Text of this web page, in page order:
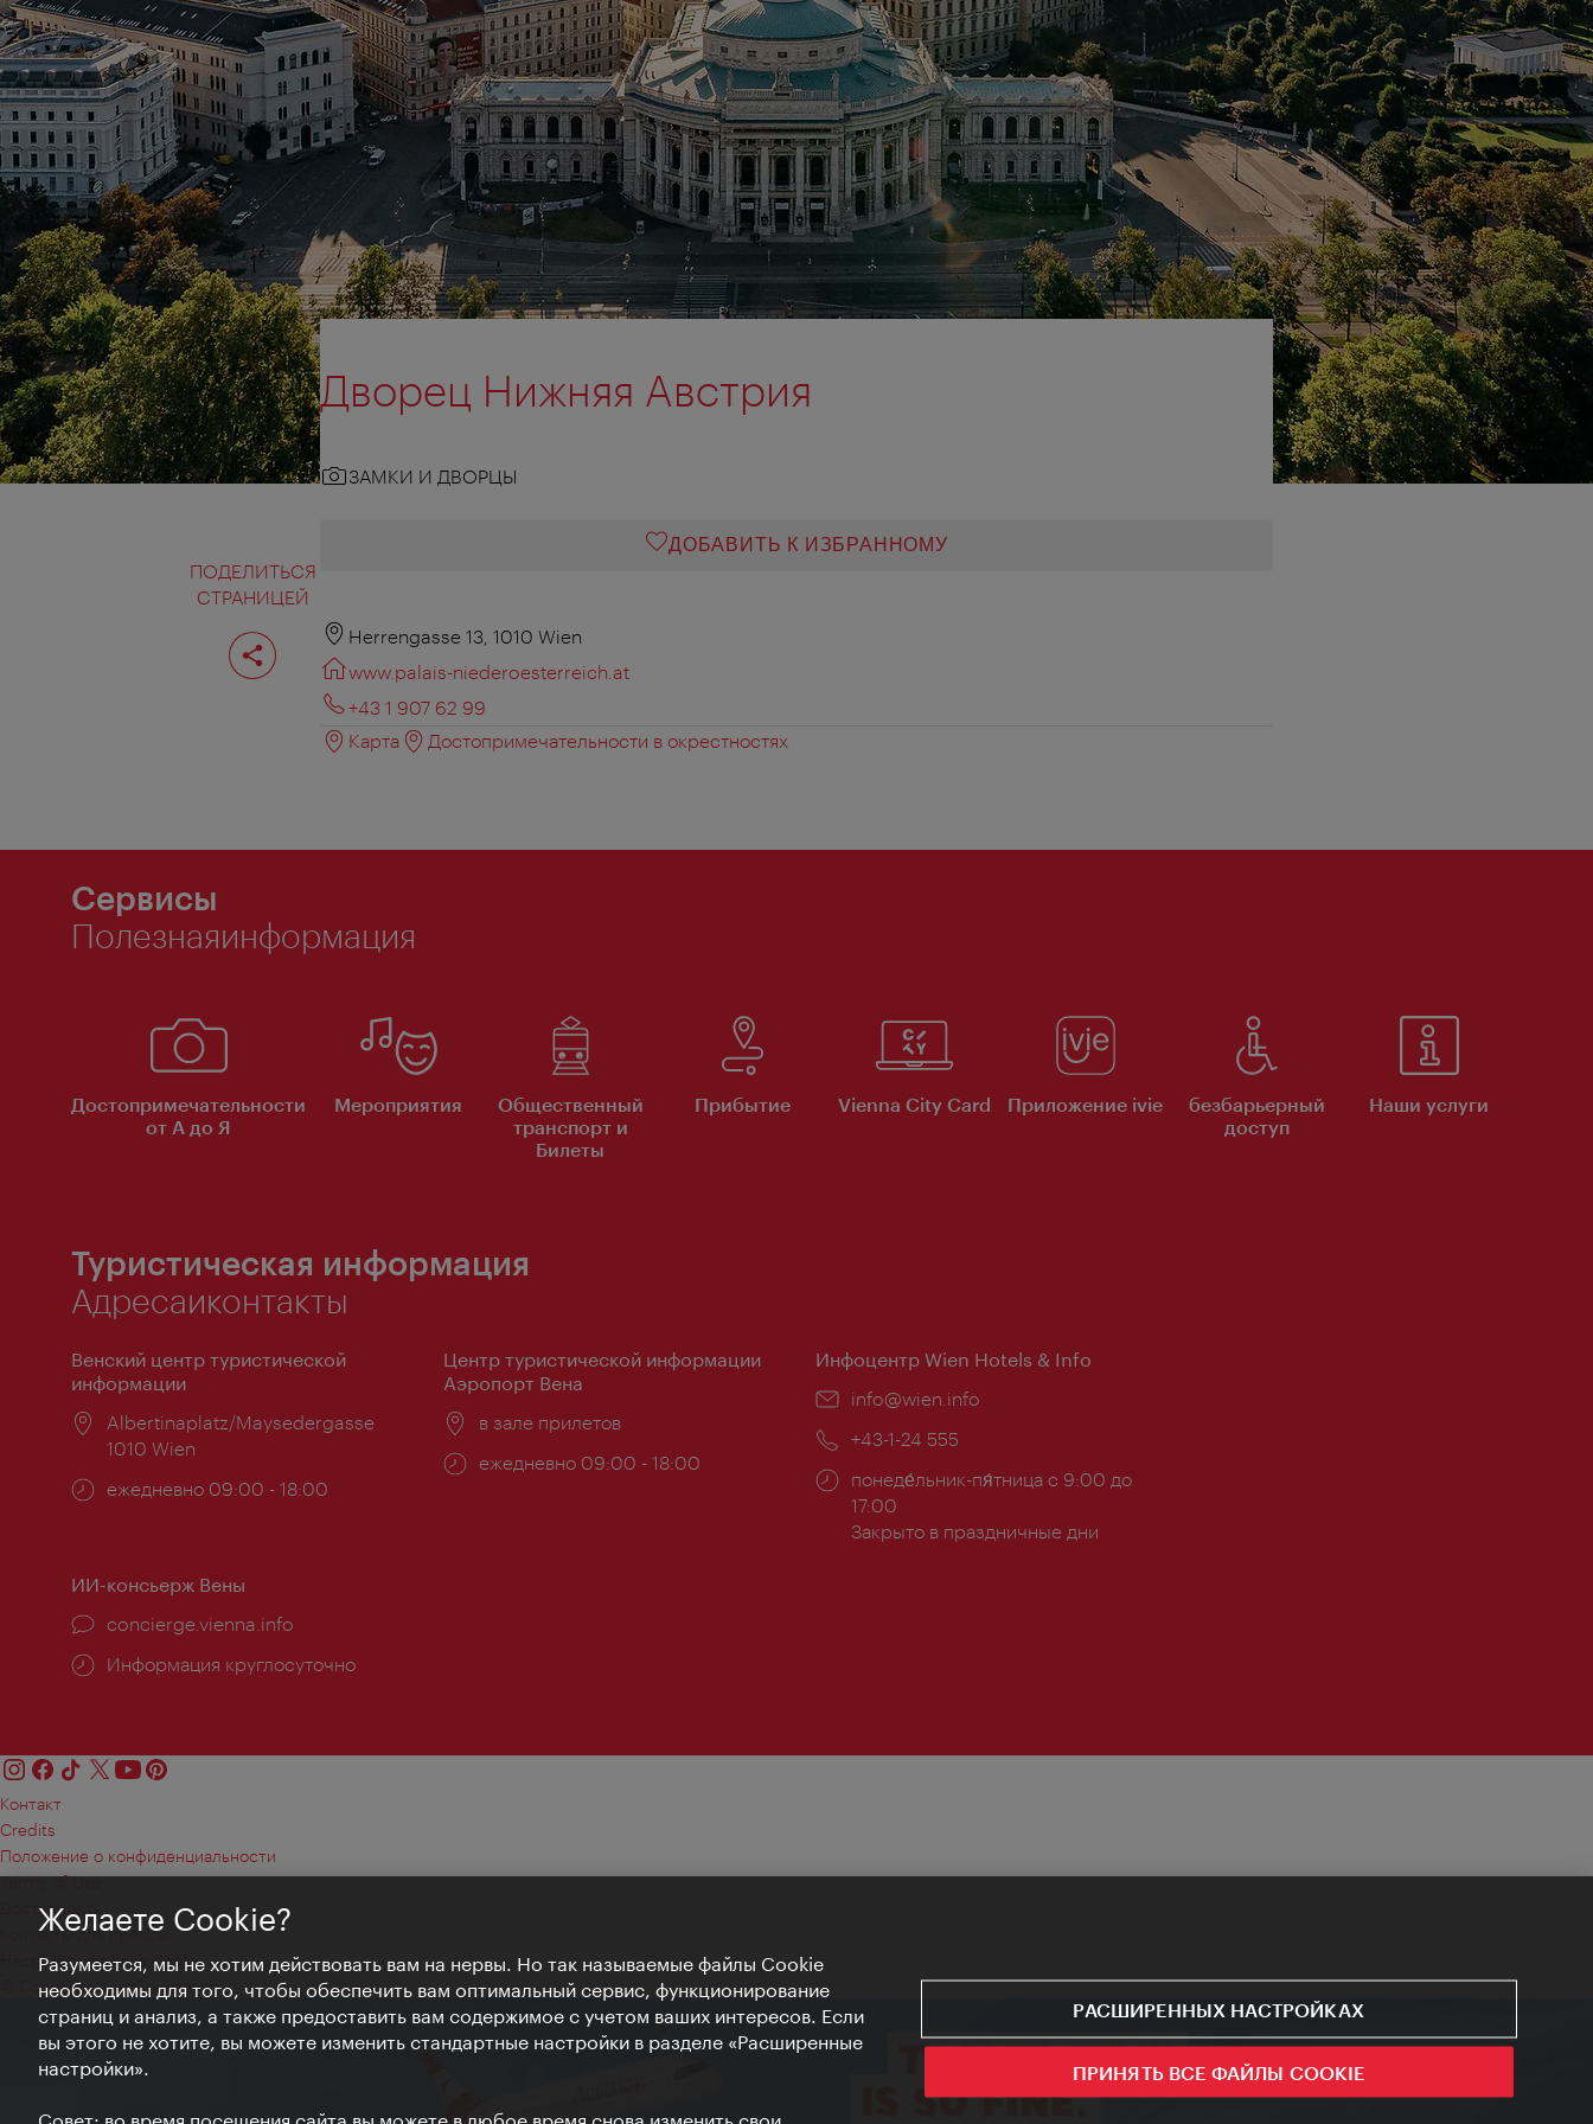
ПОДЕЛИТЬСЯ
СТРАНИЦЕЙ
Поделиться
страницей
Дворец Нижняя Австрия
ЗАМКИ И ДВОРЦЫ
ДОБАВИТЬ К ИЗБРАННОМУ
Herrengasse 13, 1010 Wien
www.palais-niederoesterreich.at
+43 1 907 62 99
Карта
Достопримечательности в окрестностях
Сервисы
Полезнаяинформация
Достопримечательности
от А до Я
Мероприятия
Общественный
транспорт и
Билеты
Прибытие Vienna City Card Приложение ivie
безбарьерный
доступ
Наши услуги
Туристическая информация
Адресаиконтакты
Венский центр туристической
информации
Расположение:
Albertinaplatz/Maysedergasse
1010 Wien
Часы
ежедневно 09:00 - 18:00
Центр туристической информации
Аэропорт Вена
Расположение:
в зале прилетов
Часы
ежедневно 09:00 - 18:00
Инфоцентр Wien Hotels & Info
Эл.
info@wien.info
Телефон:
+43-1-24 555
Часы
работы:
понеде́льник-пя́тница с 9:00 до
17:00
Закрыто в праздничные дни
ИИ-консьерж Вены
concierge.vienna.info
Информация круглосуточно
Контакт
Credits
Положение о конфиденциальности
Terms of Use
Доступность
Контакты для прессы
Настройки файлов Cookie
© Copyright WienTourismus
Желаете Cookie?
Разумеется, мы не хотим действовать вам на нервы. Но так называемые файлы Cookie
необходимы для того, чтобы обеспечить вам оптимальный сервис, функционирование
страниц и анализ, а также предоставить вам содержимое с учетом ваших интересов. Если
вы этого не хотите, вы можете изменить стандартные настройки в разделе «Расширенные
настройки».
РАСШИРЕННЫХ НАСТРОЙКАХ
ПРИНЯТЬ ВСЕ ФАЙЛЫ COOKIE